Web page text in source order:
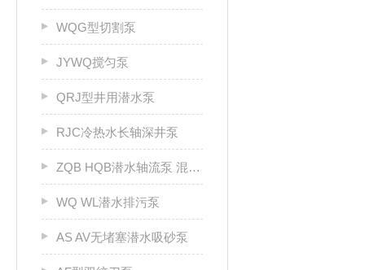
WQG型切割泵
JYWQ搅匀泵
QRJ型井用潜水泵
RJC冷热水长轴深井泵
ZQB HQB潜水轴流泵 混流泵
WQ WL潜水排污泵
AS AV无堵塞潜水吸砂泵